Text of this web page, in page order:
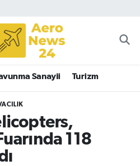
Sanayii Turizm
118